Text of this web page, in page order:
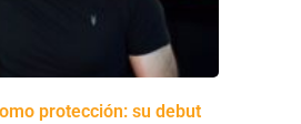
protección: su debut